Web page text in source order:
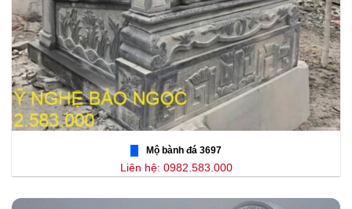
Mộ bành đá 3697
Liên hệ: 0982.583.000